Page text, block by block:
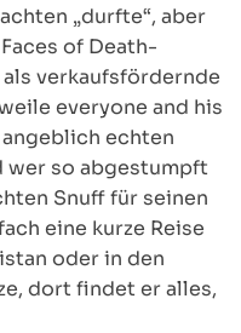
„durfte“, aber
of Death-
verkaufsfördernde
everyone and his
echten
wer so abgestumpft
Snuff für seinen
eine kurze Reise
oder in den
dort findet er alles,